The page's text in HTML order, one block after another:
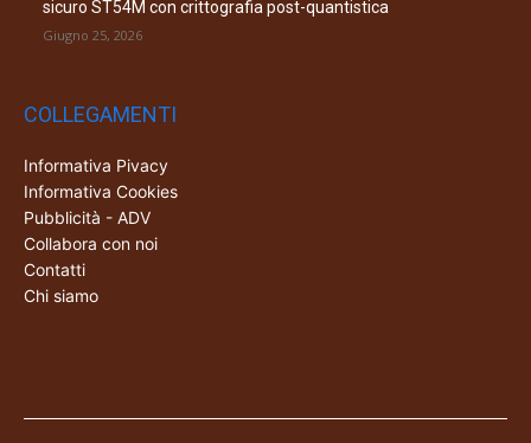
sicuro ST54M con crittografia post-quantistica
Giugno 25, 2026
COLLEGAMENTI
Informativa Pivacy
Informativa Cookies
Pubblicità - ADV
Collabora con noi
Contatti
Chi siamo